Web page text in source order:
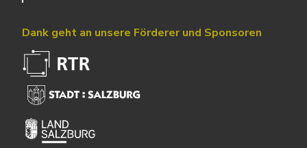
Dank geht an unsere Förderer und Sponsoren